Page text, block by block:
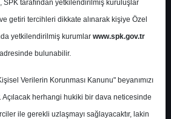
Hedef Fiyat
23 Kasım 2024
SPK tarafından yetkilendirilmiş kuruluşlar
getiri tercihleri dikkate alınarak kişiye Özel
yetkilendirilmiş kurumlar www.spk.gov.tr
adresinde bulunabilir.
Verilerin Korunması Kanunu" beyanımızı
herhangi hukiki bir dava neticesinde
ile gerekli uzlaşmayı sağlayacaktır, lakin